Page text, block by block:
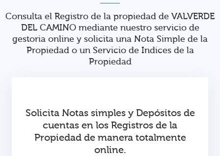
Consulta el Registro de la propiedad de VALVERDE
DEL CAMINO mediante nuestro servicio de
gestoria online y solicita una Nota Simple de la
Propiedad o un Servicio de Indices de la
Propiedad
Solicita Notas simples y Depósitos de
cuentas en los Registros de la
Propiedad de manera totalmente
online.